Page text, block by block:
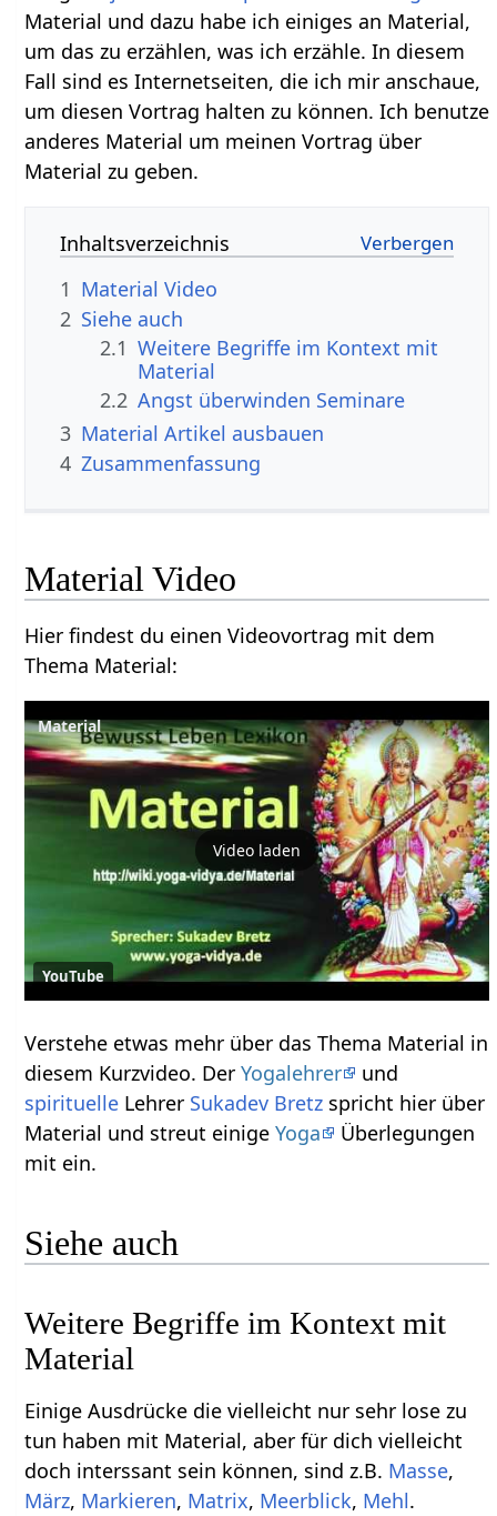
Material und dazu habe ich einiges an Material,
um das zu erzählen, was ich erzähle. In diesem
Fall sind es Internetseiten, die ich mir anschaue,
um diesen Vortrag halten zu können. Ich benutze
anderes Material um meinen Vortrag über
Material zu geben.
Inhaltsverzeichnis
1
Material‏‎ Video
2 Siehe auch
2.1 Weitere Begriffe im Kontext mit
2.2 Angst überwinden Seminare
3
Material‏‎ Artikel ausbauen
4 Zusammenfassung
Material‏‎ Video
Hier findest du einen Videovortrag mit dem
Thema Material‏‎:
Material‏‎
Video laden
YouTube
Verstehe etwas mehr über das Thema Material‏‎ in
diesem Kurzvideo. DerYogalehrer
und
spirituelle Lehrer Sukadev Bretz spricht hier über
Material‏‎ und streut einigeYoga
Überlegungen
mit ein.
Siehe auch
Weitere Begriffe im Kontext mit
Einige Ausdrücke die vielleicht nur sehr lose zu
tun haben mit Material‏‎, aber für dich vielleicht
doch interssant sein können, sind z.B.
,
, , , ,
.